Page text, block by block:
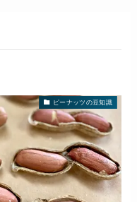
ピーナッツの豆知識